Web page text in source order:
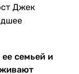
Джек
семьей и